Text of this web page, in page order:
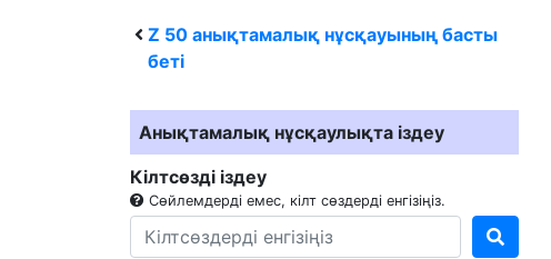
Z 50 анықтамалық нұсқауының басты
беті
Анықтамалық нұсқаулықта іздеу
Кілтсөзді іздеу
Сөйлемдерді емес, кілт сөздерді енгізіңіз.